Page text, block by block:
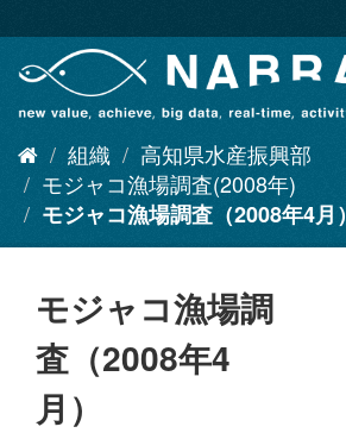
キ
組織
高知県水産振興部
モジャコ漁場調査(2008年)
モジャコ漁場調査（2008年4月）
モジャコ漁場調
査（2008年4
月）